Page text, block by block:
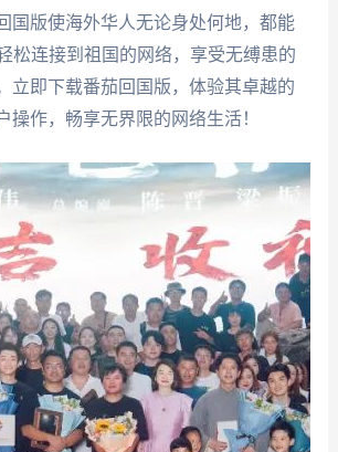
国版使海外华人无论身处何地，都能
松连接到祖国的网络，享受无缚患的
立即下载番茄回国版，体验其卓越的
操作，畅享无界限的网络生活！